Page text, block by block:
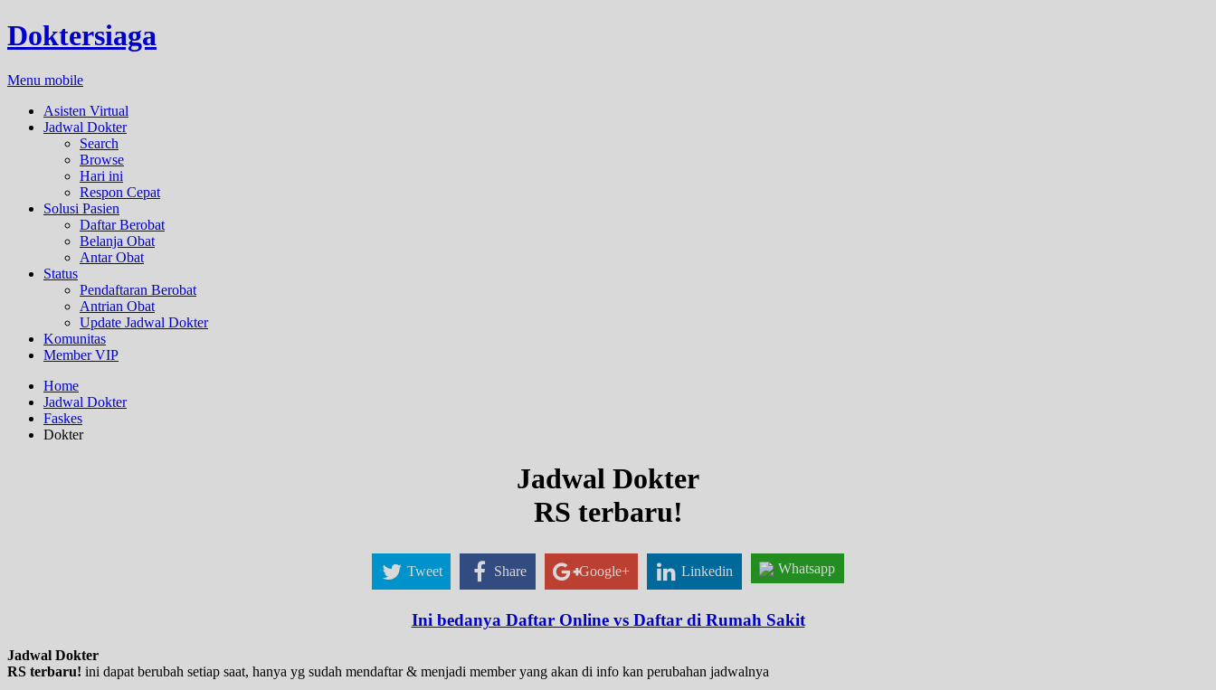
Doktersiaga
Menu mobile
Asisten Virtual
Jadwal Dokter
Search
Browse
Hari ini
Respon Cepat
Solusi Pasien
Daftar Berobat
Belanja Obat
Antar Obat
Status
Pendaftaran Berobat
Antrian Obat
Update Jadwal Dokter
Komunitas
Member VIP
Home
Jadwal Dokter
Faskes
Dokter
Jadwal Dokter
RS terbaru!
Tweet Share Google+ Linkedin Whatsapp
Ini bedanya Daftar Online vs Daftar di Rumah Sakit
Jadwal Dokter
RS terbaru! ini dapat berubah setiap saat, hanya yg sudah mendaftar & menjadi member yang akan di info kan perubahan jadwalnya